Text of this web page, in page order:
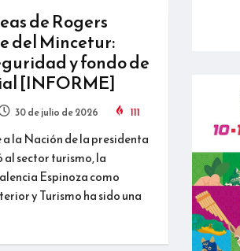
de Rogers
del Mincetur:
y fondo de
[INFORME]
30 de julio de 2026 111
la Nación de la presidenta
sector turismo, la
Espinoza como
y Turismo ha sido una